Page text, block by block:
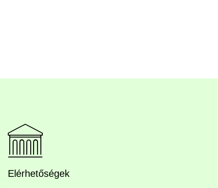
Elérhetőségek